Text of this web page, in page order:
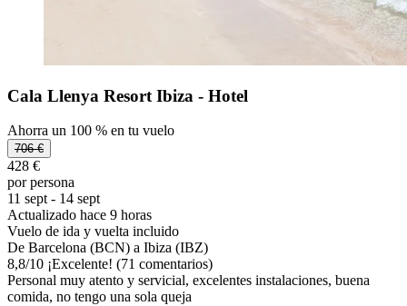
Cala Llenya Resort Ibiza - Hotel
Ahorra un 100 % en tu vuelo
706 €
428 €
por persona
11 sept - 14 sept
Actualizado hace 9 horas
Vuelo de ida y vuelta incluido
De Barcelona (BCN) a Ibiza (IBZ)
8,8/10 ¡Excelente! (71 comentarios)
Personal muy atento y servicial, excelentes instalaciones, buena
comida, no tengo una sola queja